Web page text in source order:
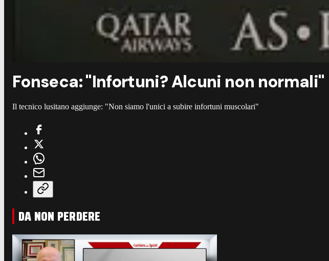
Fonseca: "Infortuni? Alcuni non normali"
Il tecnico lusitano aggiunge: "Non siamo l'unici a subire infortuni muscolari"
DA NON PERDERE